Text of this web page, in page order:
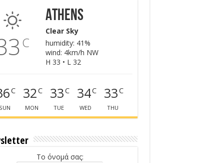
C
Athens
Clear Sky
humidity: 41%
wind: 4km/h NW
H 33 • L 32
C
SUN
32C
MON
33C
TUE
34C
WED
33C
THU
Το όνομά σας: